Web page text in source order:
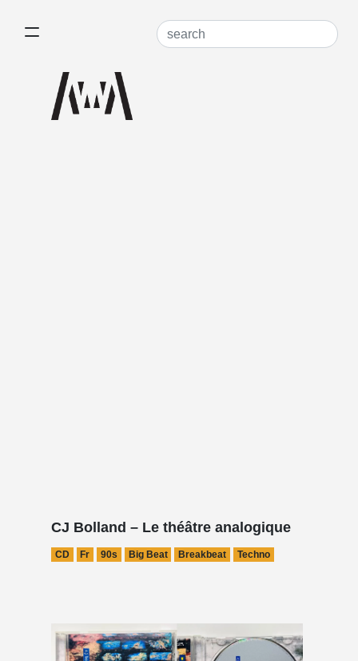
CJ Bolland – Le théâtre analogique
CD Fr 90s Big Beat Breakbeat Techno